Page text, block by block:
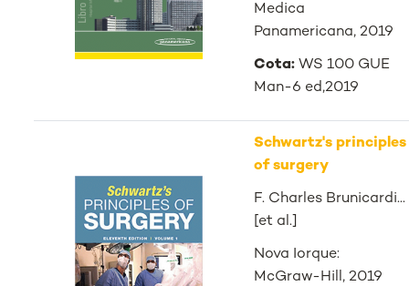
Medica
Panamericana, 2019
Cota:WS 100 GUE
Man-6 ed,2019
Schwartz's principles
of surgery
F. Charles Brunicardi...
[et al.]
Nova Iorque:
McGraw-Hill, 2019